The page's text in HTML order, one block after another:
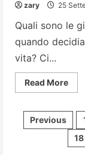
zary 25
Quali sono le
quando
vita? Ci...
Read MoreRead
more
Previous
18